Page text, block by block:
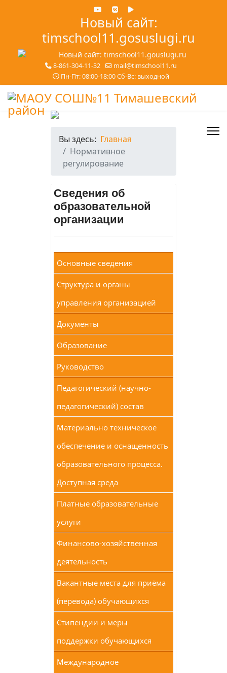
Новый сайт:
timschool11.gosuslugi.ru
8-861-304-11-32
mail@timschool11.ru
Пн-Пт: 08:00-18:00 Сб-Вс: выходной
Вы здесь: Главная
Нормативное
регулирование
Сведения об
образовательной
организации
Основные сведения
Структура и органы
управления организацией
Документы
Образование
Руководство
Педагогический (научно-
педагогический) состав
Материально техническое
обеспечение и оснащенность
образовательного процесса.
Доступная среда
Платные образовательные
услуги
Финансово-хозяйственная
деятельность
Вакантные места для приёма
(перевода) обучающихся
Стипендии и меры
поддержки обучающихся
Международное